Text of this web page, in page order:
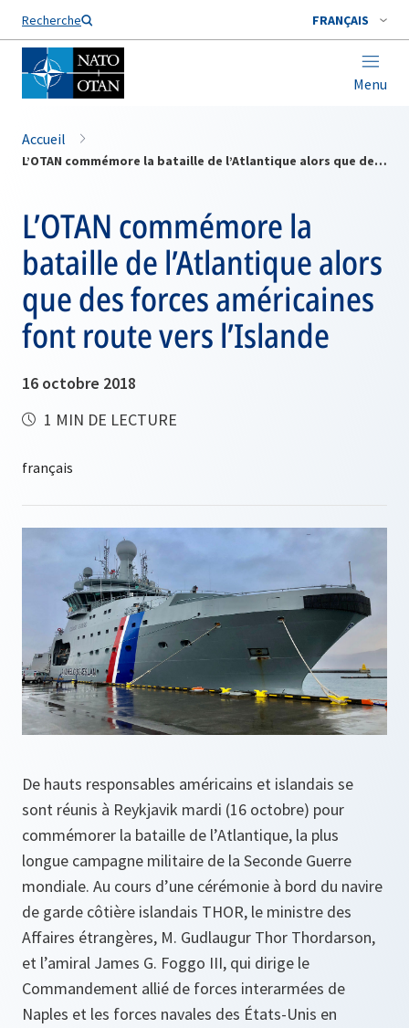
Recherche FRANÇAIS
Menu
Nom de famille*
Accueil
L’OTAN commémore la bataille de l’Atlantique alors que des forces américaines font route vers l’Islande
L’OTAN commémore la
bataille de l’Atlantique alors
que des forces américaines
font route vers l’Islande
16 octobre 2018
1 MIN DE LECTURE
De hauts responsables américains et islandais se
sont réunis à Reykjavik mardi (16 octobre) pour
commémorer la bataille de l’Atlantique, la plus
longue campagne militaire de la Seconde Guerre
mondiale. Au cours d’une cérémonie à bord du navire
de garde côtière islandais THOR, le ministre des
Affaires étrangères, M. Gudlaugur Thor Thordarson,
et l’amiral James G. Foggo III, qui dirige le
Commandement allié de forces interarmées de
Naples et les forces navales des États-Unis en